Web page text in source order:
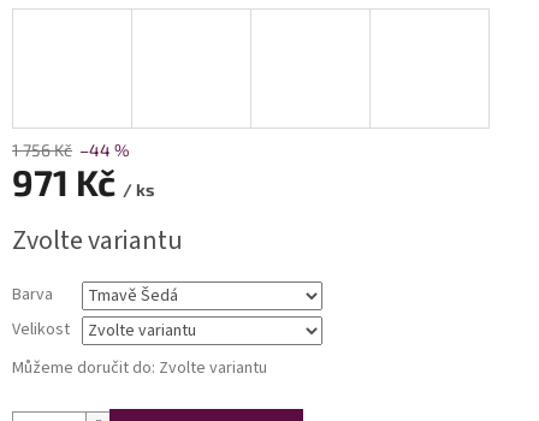
1 756 Kč –44 %
971 Kč / ks
cena:
Zvolte variantu
Barva
Velikost
Můžeme doručit do: Zvolte variantu